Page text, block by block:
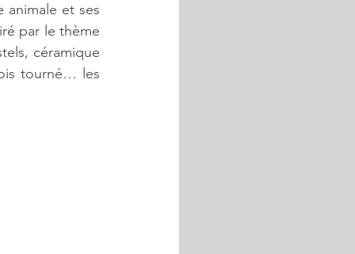
animale et ses
par le thème
céramique
tourné… les